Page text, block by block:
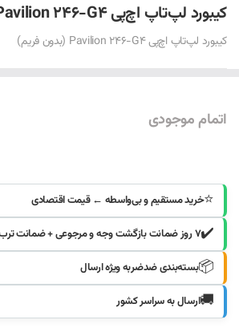
کیبورد لپ‌تاپ اچ‌پی Pavilion 246-G4 (بدون فریم)
کیبورد لپ‌تاپ اچ‌پی Pavilion 246-G4 (بدون فریم)
اتمام موجودی
موجود شد خبرم کنید ⭐خرید مستقیم و بی‌واسطه ← قیمت اقتصادی
✔️۷ روز ضمانت بازگشت وجه و مرجوعی + ضمانت ترب
📦بسته‌بندی ضدضربه ویژه ارسال
🚚ارسال به سراسر کشور